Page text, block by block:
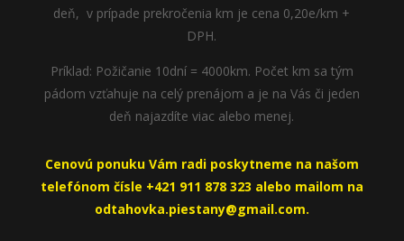
deň, v prípade prekročenia km je cena 0,20e/km +
DPH.
Príklad: Požičanie 10dní = 4000km. Počet km sa tým
pádom vzťahuje na celý prenájom a je na Vás či jeden
deň najazdíte viac alebo menej.
Cenovú ponuku Vám radi poskytneme na našom
telefónom čísle +421 911 878 323 alebo mailom na
odtahovka.piestany@gmail.com.